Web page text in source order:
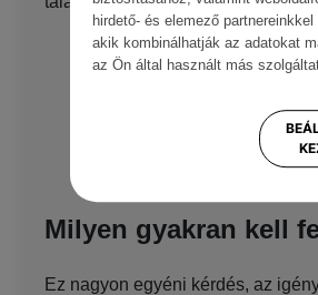
hirdető- és elemező
akik kombinálhatják az adatokat
az Ön által használt más
Papain
– forrása a papaja,
Milyen gyakran kell
Ez nagyon egyéni kérdés, az